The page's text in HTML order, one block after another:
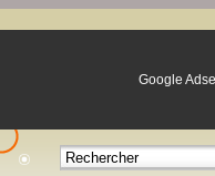
Google